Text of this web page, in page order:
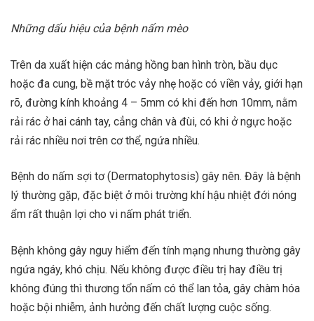
Những dấu hiệu của bệnh nấm mèo
Trên da xuất hiện các mảng hồng ban hình tròn, bầu dục
hoặc đa cung, bề mặt tróc vảy nhẹ hoặc có viền vảy, giới hạn
rõ, đường kính khoảng 4 – 5mm có khi đến hơn 10mm, nằm
rải rác ở hai cánh tay, cẳng chân và đùi, có khi ở ngực hoặc
rải rác nhiều nơi trên cơ thể, ngứa nhiều.
Bệnh do nấm sợi tơ (Dermatophytosis) gây nên. Đây là bệnh
lý thường gặp, đặc biệt ở môi trường khí hậu nhiệt đới nóng
ẩm rất thuận lợi cho vi nấm phát triển.
Bệnh không gây nguy hiểm đến tính mạng nhưng thường gây
ngứa ngáy, khó chịu. Nếu không được điều trị hay điều trị
không đúng thì thương tổn nấm có thể lan tỏa, gây chàm hóa
hoặc bội nhiễm, ảnh hưởng đến chất lượng cuộc sống.